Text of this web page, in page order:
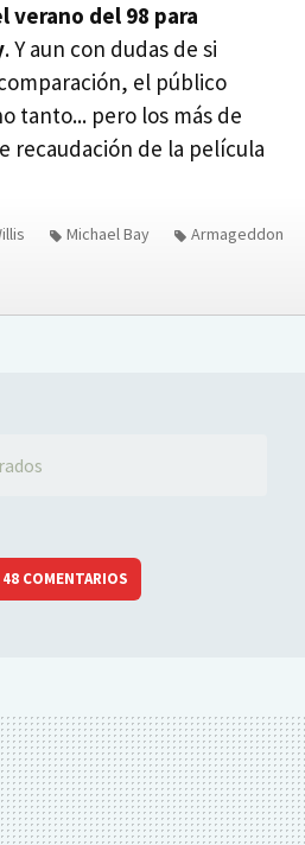
verano del 98 para
. Y aun con dudas de si
el público
tanto... pero los más de
recaudación de la película
Michael Bay Armageddon
48 COMENTARIOS